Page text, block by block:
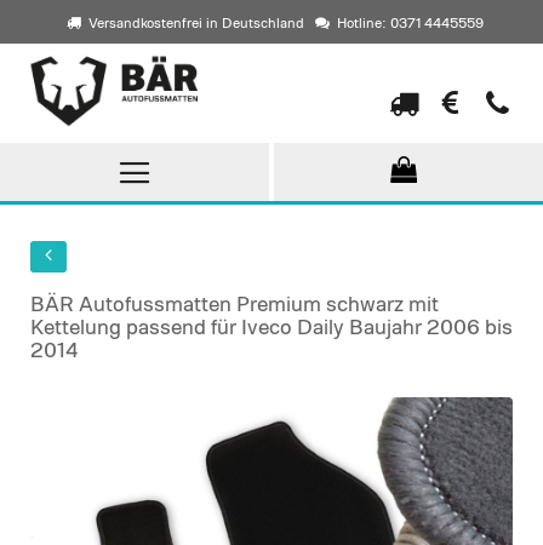
Versandkostenfrei in Deutschland Hotline: 0371 4445559
Direkt
zum
Inhalt
BÄR Autofussmatten Premium schwarz mit
Kettelung passend für Iveco Daily Baujahr 2006 bis
2014